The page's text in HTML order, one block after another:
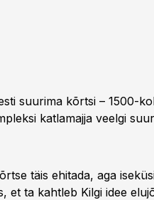
suurima kõrtsi – 1500-
katlamajja veelgi
täis ehitada, aga
et ta kahtleb Kilgi idee